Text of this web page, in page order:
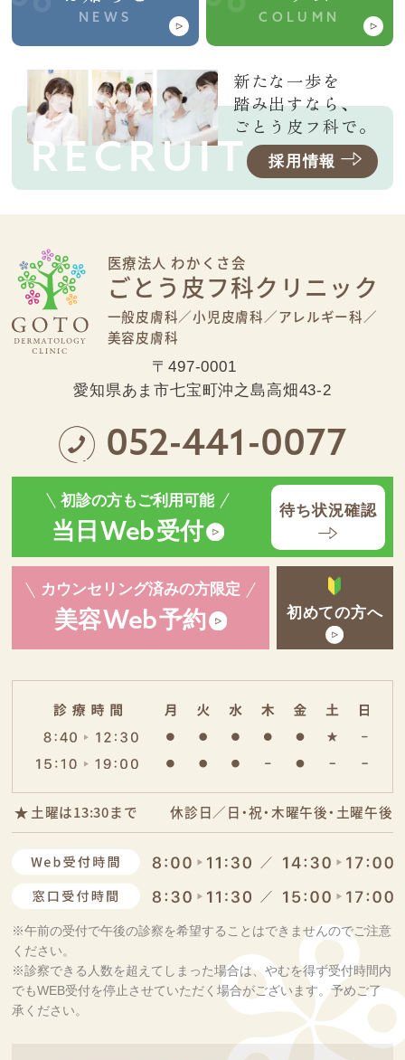
NEWS COLUMN
新たな一歩を
踏み出すなら、
ごとう皮フ科で。
RECRUIT 採用情報
医療法人 わかくさ会
ごとう皮フ科クリニック
一般皮膚科／小児皮膚科／アレルギー科／
美容皮膚科
〒497-0001
愛知県あま市七宝町沖之島高畑43-2
052-441-0077
初診の方もご利用可能
当日 Web受付
待ち状況確認
カウンセリング済みの方限定
美容Web予約 初めての方へ
土曜は13:30まで 休診日／日・祝・木曜午後・土曜午後
※午前の受付で午後の診察を希望することはできませんのでご注意
ください。
※診察できる人数を超えてしまった場合は、やむを得ず受付時間内
でもWEB受付を停止させていただく場合がございます。予めご了
承ください。